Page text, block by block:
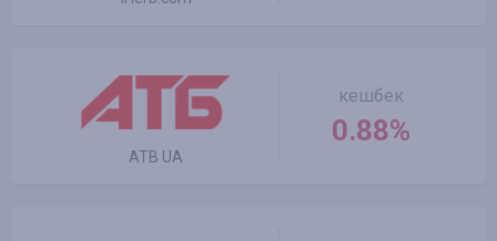
ATB UA
кешбек
0.88%